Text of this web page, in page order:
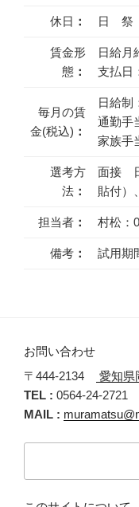
休日 ： 日 祭
賃金形
態：
日給
支払日
毎月の賃
金(税込) ：
日給制
通勤手
家族手
選考方
法：
面接
貼付）
担当者： 村松：
備考： 試用期
お問い合わせ
〒444-2134
愛知県
TEL : 0564-24-2721
MAIL :